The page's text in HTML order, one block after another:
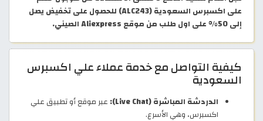
على اكسبرس السعودية (ALC243) للحصول على تخفيض يصل
إلى 50% على اول طلب من موقع Aliexpress الصيني.
كيفية التواصل مع خدمة عملاء علي اكسبرس
السعودية
الدردشة المباشرة (Live Chat):
عبر موقع أو تطبيق علي
اكسبرس، وهي الأسرع.